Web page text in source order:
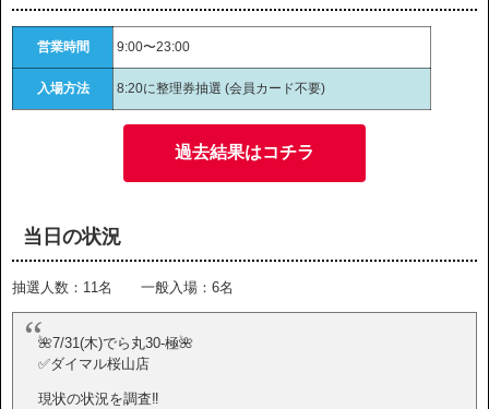
営業時間 9:00〜23:00
入場方法 8:20に整理券抽選 (会員カード不要)
過去結果はコチラ
当日の状況
抽選人数：11名 一般入場：6名
🌺7/31(木)でら丸30-極🌺
✅ダイマル桜山店
現状の状況を調査‼️